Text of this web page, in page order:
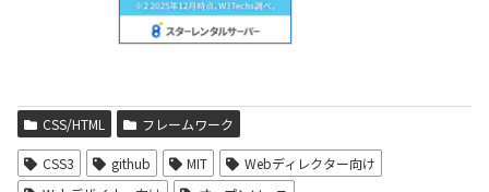
CSS/HTML フレームワーク
CSS3 github MIT
Webディレクター向け